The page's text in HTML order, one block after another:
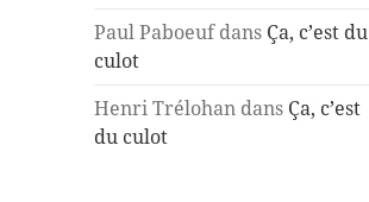
Paul Paboeufdans Ça, c’est du
culot
Henri Trélohan dans Ça, c’est
du culot